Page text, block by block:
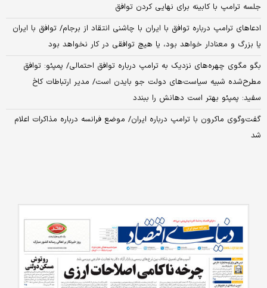
جلسه ترامپ با کابینه برای نهایی کردن توافق
ادعاهای ترامپ درباره توافق با ایران با چاشنی انتقاد از برجام/ توافق با ایران
یا بزرگ و معنادار خواهد بود، یا هیچ توافقی در کار نخواهد بود
بگو مگوی چهره‌های نزدیک به ترامپ درباره توافق احتمالی/ پمپئو: توافق
مطرح‌شده شبیه سیاست‌های دولت جو بایدن است/ مدیر ارتباطات کاخ
سفید: پمپئو بهتر است دهانش را ببندد
گفت‌و‌گوی ماکرون با ترامپ درباره ایران/ موضع فرانسه درباره مذاکرات اعلام
شد